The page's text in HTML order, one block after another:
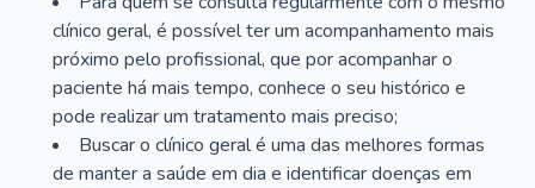
clínico geral, é possível ter um acompanhamento mais
próximo pelo profissional, que por acompanhar o
paciente há mais tempo, conhece o seu histórico e
pode realizar um tratamento mais preciso;
Buscar o clínico geral é uma das melhores formas
de manter a saúde em dia e identificar doenças em